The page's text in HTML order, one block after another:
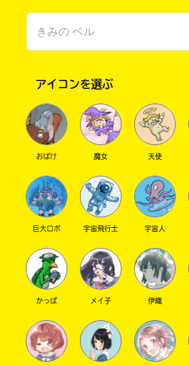
アイコンを選ぶ
おばけ 魔女 天使
巨大ロボ 宇宙飛行士 宇宙人
かっぱ メイ子 伊織